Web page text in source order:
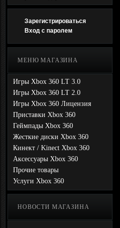
Зарегистрироваться
Вход с паролем
МЕНЮ МАГАЗИНА
Игры Xbox 360 LT 3.0
Игры Xbox 360 LT 2.0
Игры Xbox 360 Лицензия
Приставки Xbox 360
Геймпады Xbox 360
Жесткие диски Xbox 360
Кинект / Kinect Xbox 360
Аксессуары Xbox 360
Прочие товары
Услуги Xbox 360
НОВОСТИ МАГАЗИНА